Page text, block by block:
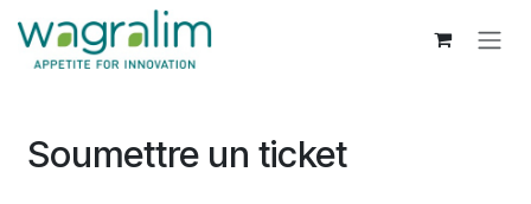
Se rendre au contenu
Soumettre un ticket